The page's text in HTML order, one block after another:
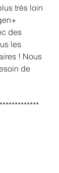
très loin
des
les
! Nous
de